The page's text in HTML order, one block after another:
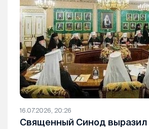
16.07.2026, 20:26
Священный Синод выразил